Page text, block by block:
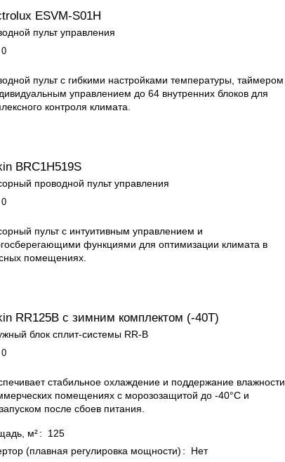
ESVM-S01H
пульт управления
0
пульт с гибкими настройками температуры, таймером
управлением до 64 внутренних блоков для
контроля климата.
BRC1H519S
проводной пульт управления
0
пульт с интуитивным управлением и
функциями для оптимизации климата в
помещениях.
RR125B с зимним комплектом (-40T)
блок сплит-системы RR-B
0
стабильное охлаждение и поддержание влажности
помещениях с морозозащитой до -40°C и
после сбоев питания.
м²:
125
(плавная регулировка мощности) :
Нет